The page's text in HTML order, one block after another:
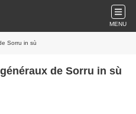
MENU
Sorru in sù
de Sorru in sù